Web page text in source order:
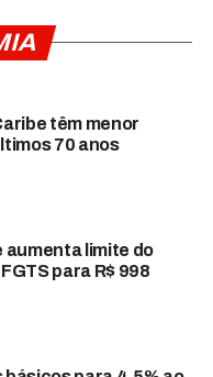
têm menor
70 anos
aumenta limite do
para R$ 998